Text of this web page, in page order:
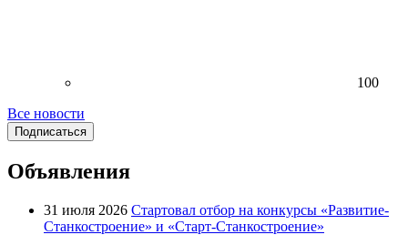
100
Все новости
Подписаться
Объявления
31 июля 2026 Стартовал отбор на конкурсы «Развитие-
Станкостроение» и «Старт-Станкостроение»